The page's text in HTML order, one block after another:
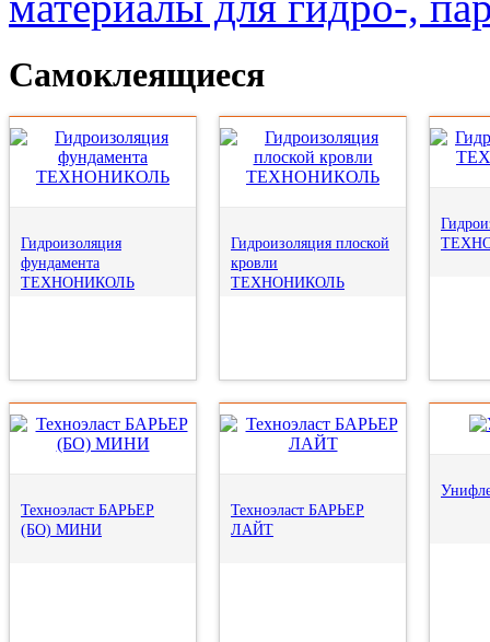
Самоклеящиеся
Гидроизоляция
фундамента
ТЕХНОНИКОЛЬ
Гидроизоляция плоской
кровли
ТЕХНОНИКОЛЬ
Техноэласт БАРЬЕР
(БО) МИНИ
Техноэласт БАРЬЕР
ЛАЙТ